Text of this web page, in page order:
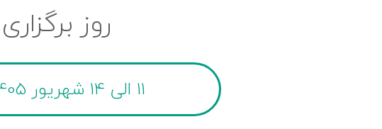
روز برگزاری
11 الی 14 شهریور 1405